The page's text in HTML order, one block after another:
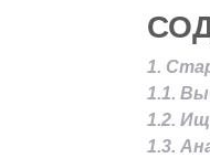
1.
1.1.
1.2.
1.3.